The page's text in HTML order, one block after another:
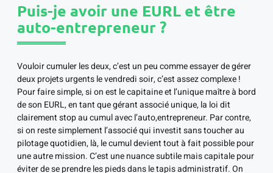
Puis-je avoir une EURL et être
auto-entrepreneur ?
Vouloir cumuler les deux, c’est un peu comme essayer de gérer
deux projets urgents le vendredi soir, c’est assez complexe !
Pour faire simple, si on est le capitaine et l’unique maître à bord
de son EURL, en tant que gérant associé unique, la loi dit
clairement stop au cumul avec l’auto,entrepreneur. Par contre,
si on reste simplement l’associé qui investit sans toucher au
pilotage quotidien, là, le cumul devient tout à fait possible pour
une autre mission. C’est une nuance subtile mais capitale pour
éviter de se prendre les pieds dans le tapis administratif. On